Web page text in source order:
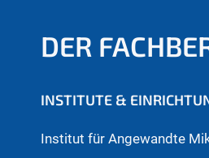
DER
INSTITUTE &
Institut für Angewandte